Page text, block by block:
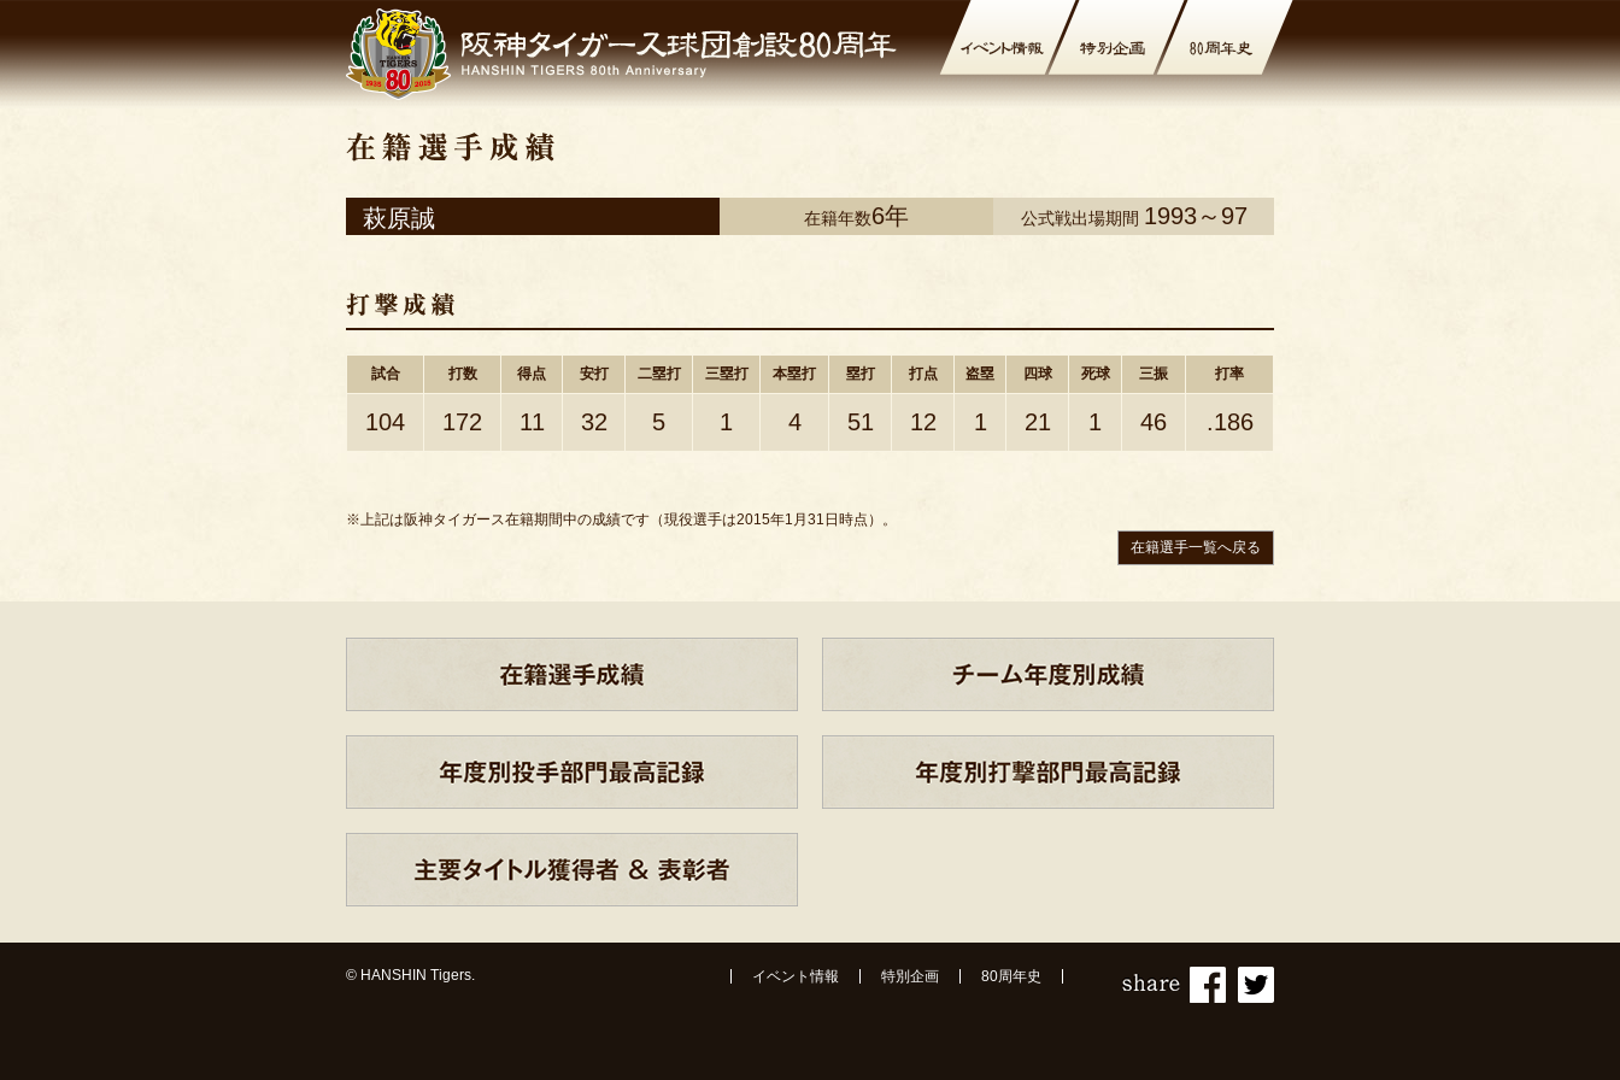
萩原誠 在籍年数6年 公式戦出場期間 1993～97
試合 打数 得点 安打 二塁打 三塁打 本塁打 塁打 打点 盗塁 四球 死球 三振 打率
104 172 11 32 5 1 4 51 12 1 21 1 46 .186
※上記は阪神タイガース在籍期間中の成績です（現役選手は2015年1月31日時点）。
在籍選手一覧へ戻る
© HANSHIN Tigers. イベント情報 特別企画 80周年史